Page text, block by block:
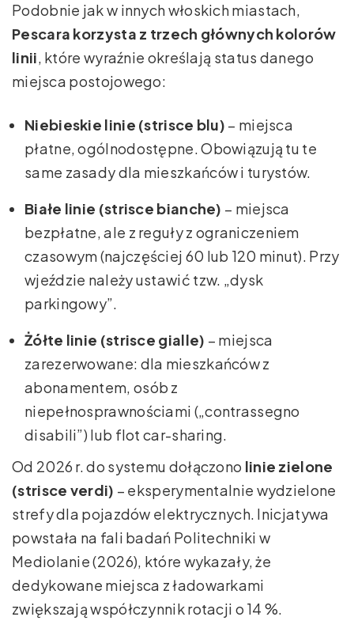
Podobnie jak w innych włoskich miastach,
Pescara korzysta z trzech głównych kolorów
linii, które wyraźnie określają status danego
miejsca postojowego:
Niebieskie linie (strisce blu) – miejsca
płatne, ogólnodostępne. Obowiązują tu te
same zasady dla mieszkańców i turystów.
Białe linie (strisce bianche) – miejsca
bezpłatne, ale z reguły z ograniczeniem
czasowym (najczęściej 60 lub 120 minut). Przy
wjeździe należy ustawić tzw. „dysk
parkingowy”.
Żółte linie (strisce gialle) – miejsca
zarezerwowane: dla mieszkańców z
abonamentem, osób z
niepełnosprawnościami („contrassegno
disabili”) lub flot car-sharing.
Od 2026 r. do systemu dołączono linie zielone
(strisce verdi) – eksperymentalnie wydzielone
strefy dla pojazdów elektrycznych. Inicjatywa
powstała na fali badań Politechniki w
Mediolanie (2026), które wykazały, że
dedykowane miejsca z ładowarkami
zwiększają współczynnik rotacji o 14 %.